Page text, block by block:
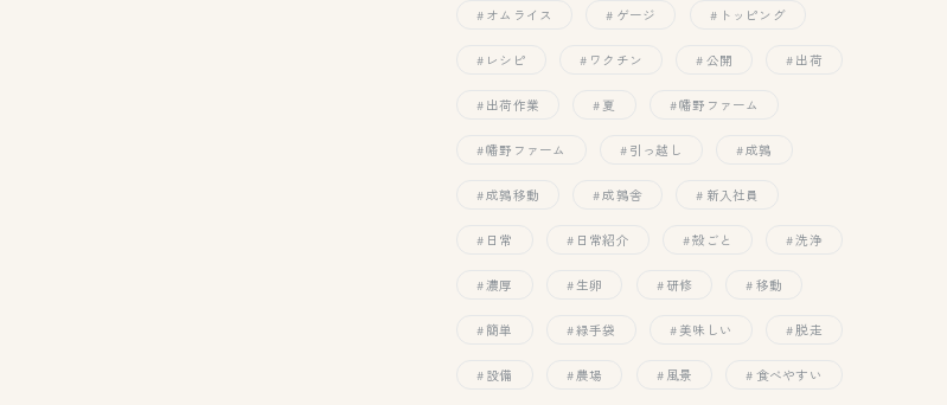
オムライス ゲージ トッピング
レシピ ワクチン 公開 出荷
出荷作業 夏 幡野ファーム
幡野ファーム 引っ越し 成鶉
成鶉移動 成鶉舎 新入社員
日常 日常紹介 殻ごと 洗浄
濃厚 生卵 研修 移動
簡単 緑手袋 美味しい 脱走
設備 農場 風景 食べやすい